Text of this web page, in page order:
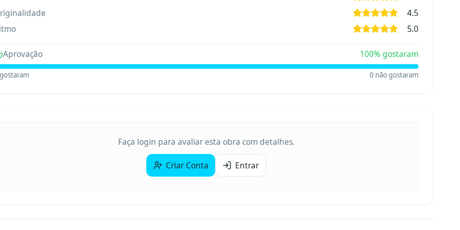
4.5
5.0
Aprovação 100% gostaram
gostaram 0 não gostaram
Faça login para avaliar esta obra com detalhes.
Criar Conta Entrar